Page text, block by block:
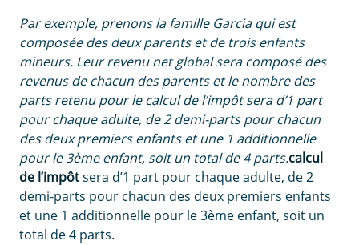
Par exemple, prenons la famille Garcia qui est
composée des deux parents et de trois enfants
mineurs. Leur revenu net global sera composé des
revenus de chacun des parents et le nombre des
parts retenu pour le calcul de l’impôt sera d’1 part
pour chaque adulte, de 2 demi-parts pour chacun
des deux premiers enfants et une 1 additionnelle
pour le 3ème enfant, soit un total de 4 parts.calcul
de l’impôtsera d’1 part pour chaque adulte, de 2
demi-parts pour chacun des deux premiers enfants
et une 1 additionnelle pour le 3ème enfant, soit un
total de 4 parts.